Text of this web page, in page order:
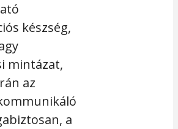
készség,
mintázat,
az
a